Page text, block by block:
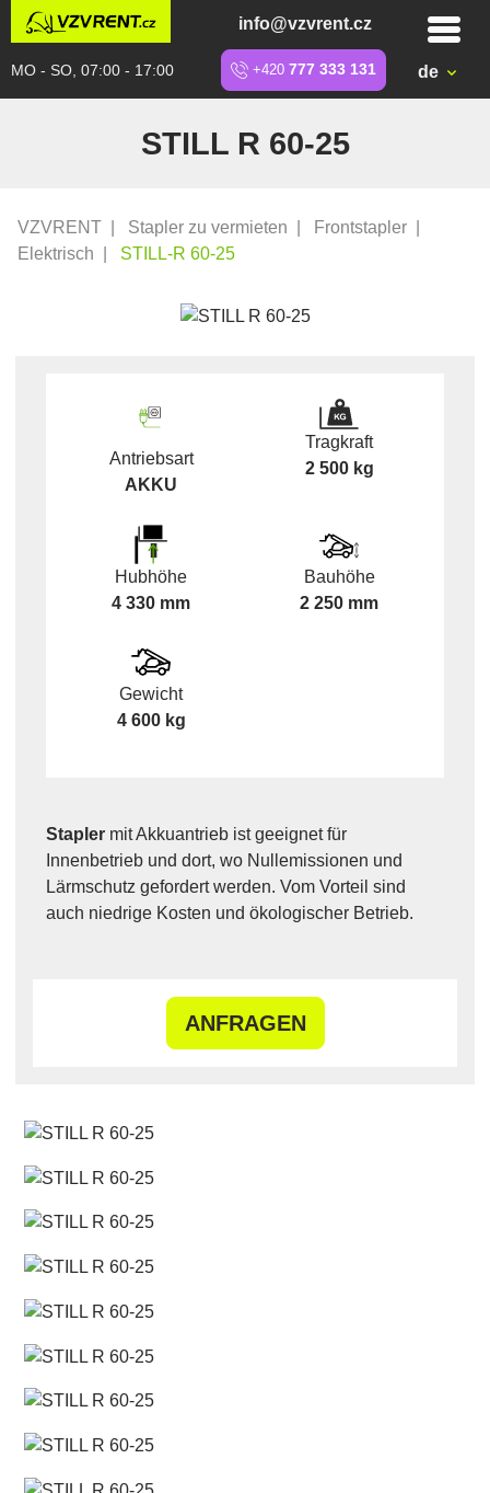
info@vzvrent.cz
MO - SO, 07:00 - 17:00 +420 777 333 131 de
STILL R 60-25
VZVRENT Stapler zu vermieten Frontstapler
Elektrisch
STILL-R 60-25
Antriebsart
AKKU
Tragkraft
2 500 kg
Hubhöhe
4 330 mm
Bauhöhe
2 250 mm
Gewicht
4 600 kg
Stapler mit Akkuantrieb ist geeignet für
Innenbetrieb und dort, wo Nullemissionen und
Lärmschutz gefordert werden. Vom Vorteil sind
auch niedrige Kosten und ökologischer Betrieb.
ANFRAGEN